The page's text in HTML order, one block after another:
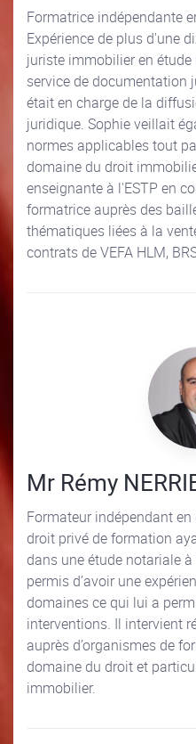
Formatrice indépendante
Expérience de plus d'une
juriste immobilier en
service de documentation
était en charge de la
juridique. Sophie veillait
normes applicables tout
domaine du droit
enseignante à l'ESTP en
formatrice auprès des
thématiques liées à la
contrats de VEFA HLM,
Mr Rémy
Formateur indépendant
droit privé de formation
dans une étude notariale
permis d’avoir une
domaines ce qui lui a
interventions. Il intervient
auprès d’organismes de
domaine du droit et
immobilier.